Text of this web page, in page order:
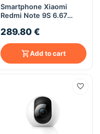
Smartphone Xiaomi
Redmi Note 9S 6.67
289.80 €
Add to cart